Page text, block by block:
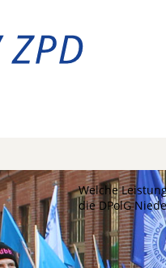
Welche
die DPolG